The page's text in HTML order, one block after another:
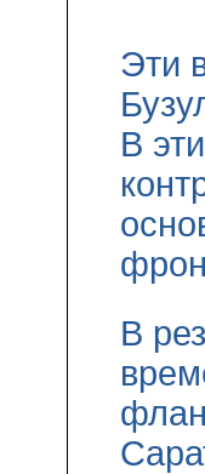
Эти
В
В